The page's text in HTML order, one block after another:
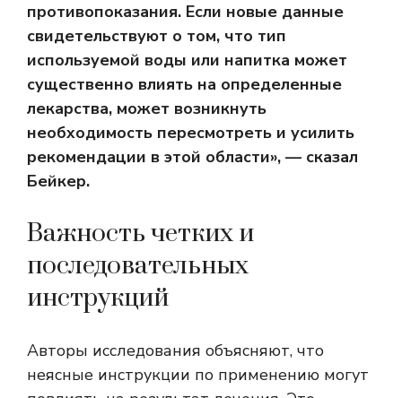
противопоказания. Если новые данные
свидетельствуют о том, что тип
используемой воды или напитка может
существенно влиять на определенные
лекарства, может возникнуть
необходимость пересмотреть и усилить
рекомендации в этой области», — сказал
Бейкер.
Важность четких и
последовательных
инструкций
Авторы исследования объясняют, что
неясные инструкции по применению могут